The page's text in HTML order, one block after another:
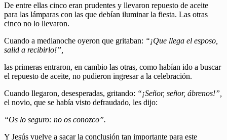
De entre ellas cinco eran prudentes y llevaron repuesto de aceite
para las lámparas con las que debían iluminar la fiesta. Las otras
cinco no lo llevaron.
Cuando a medianoche oyeron que gritaban: “¡Que llega el esposo,
salid a recibirlo!”,
las primeras entraron, en cambio las otras, como habían ido a buscar
el repuesto de aceite, no pudieron ingresar a la celebración.
Cuando llegaron, desesperadas, gritando: “¡Señor, señor, ábrenos!”,
el novio, que se había visto defraudado, les dijo:
“Os lo seguro: no os conozco”.
Y Jesús vuelve a sacar la conclusión tan importante para este